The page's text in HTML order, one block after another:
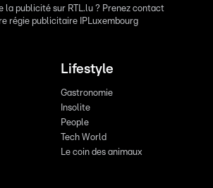
la publicité sur RTL.lu ? Prenez contact
régie publicitaire IPLuxembourg
Lifestyle
Gastronomie
Insolite
People
Tech World
Le coin des animaux